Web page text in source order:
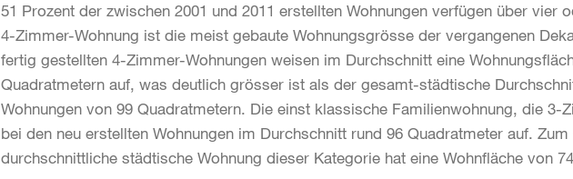
51 Prozent der zwischen 2001 und 2011 erstellten Wohnungen verfügen über vier
4-Zimmer-Wohnung ist die meist gebaute Wohnungsgrösse der vergangenen
fertig gestellten 4-Zimmer-Wohnungen weisen im Durchschnitt eine
Quadratmetern auf, was deutlich grösser ist als der gesamt-städtische
Wohnungen von 99 Quadratmetern. Die einst klassische Familienwohnung, die 3-
bei den neu erstellten Wohnungen im Durchschnitt rund 96 Quadratmeter auf. Zum
durchschnittliche städtische Wohnung dieser Kategorie hat eine Wohnfläche von